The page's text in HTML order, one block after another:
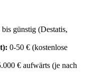
günstig (Destatis,
0-50 € (kostenlose
€ aufwärts (je nach